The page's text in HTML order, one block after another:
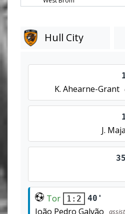
Hull City
K. Ahearne-Grant
J. Maja
Tor 1:2 40'
João Pedro Galvão